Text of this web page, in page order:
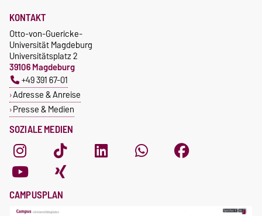
SOZIALE MEDIEN
KONTAKT
Otto-von-Guericke-
Universität Magdeburg
Universitätsplatz 2
39106 Magdeburg
+49 391 67-01
Adresse & Anreise
Presse & Medien
CAMPUSPLAN